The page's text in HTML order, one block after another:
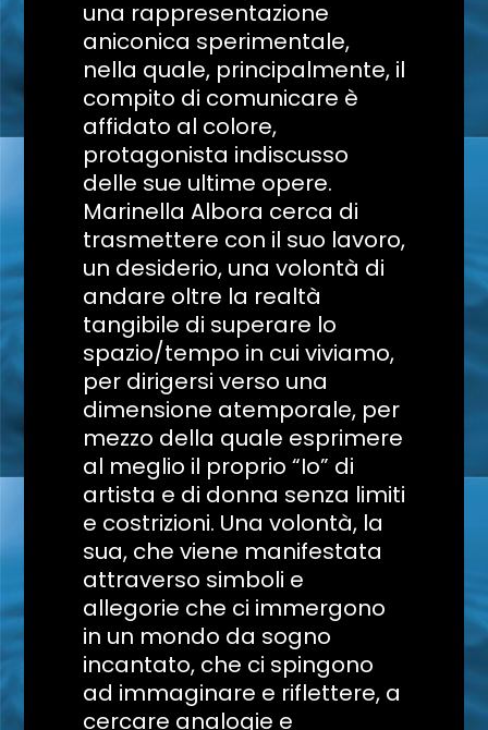
una rappresentazione
aniconica sperimentale,
nella quale, principalmente, il
compito di comunicare è
affidato al colore,
protagonista indiscusso
delle sue ultime opere.
Marinella Albora cerca di
trasmettere con il suo lavoro,
un desiderio, una volontà di
andare oltre la realtà
tangibile di superare lo
spazio/tempo in cui viviamo,
per dirigersi verso una
dimensione atemporale, per
mezzo della quale esprimere
al meglio il proprio “Io” di
artista e di donna senza limiti
e costrizioni. Una volontà, la
sua, che viene manifestata
attraverso simboli e
allegorie che ci immergono
in un mondo da sogno
incantato, che ci spingono
ad immaginare e riflettere, a
cercare analogie e